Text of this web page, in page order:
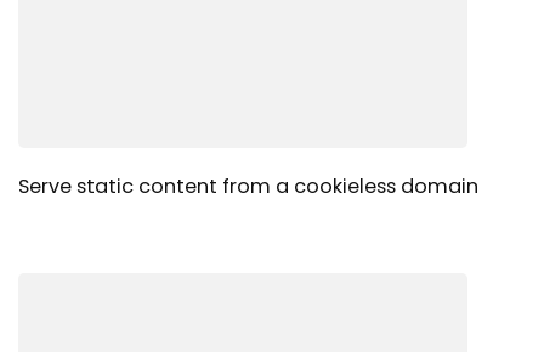
Serve static content from a cookieless domain